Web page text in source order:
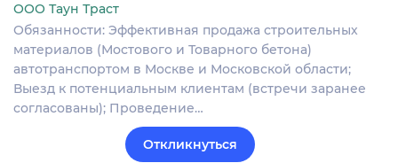
ООО Таун Траст
Обязанности: Эффективная продажа строительных
материалов (Мостового и Товарного бетона)
автотранспортом в Москве и Московской области;
Выезд к потенциальным клиентам (встречи заранее
согласованы); Проведение…
Откликнуться